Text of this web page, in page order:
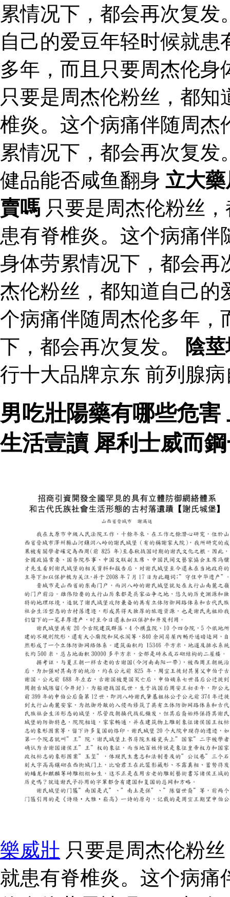
累情况下，都会再次复
自己的爱豆年轻时候就
多年，而且只要周杰伦
只要是周杰伦粉丝，都
椎炎。这个病痛伴随周杰
累情况下，都会再次复发
健品能否咸鱼翻身 立大藥
賣嗎 只要是周杰伦粉丝
患有脊椎炎。这个病痛
身体劳累情况下，都会
杰伦粉丝，都知道自己的
个病痛伴随周杰伦多年，
下，都会再次复发。
陰
行十大品牌京东 前列腺
男吃壯陽藥有哪些危
生活壹讀 犀利士威而
樂威壯 只要是周杰伦粉
就患有脊椎炎。这个病痛